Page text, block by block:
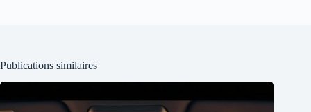
Publications similaires